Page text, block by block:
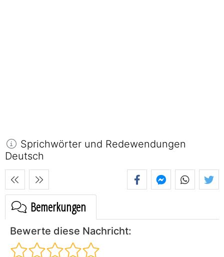
Sprichwörter und Redewendungen
Deutsch
Bemerkungen
Bewerte diese Nachricht: